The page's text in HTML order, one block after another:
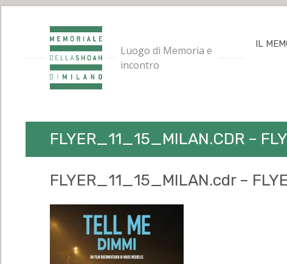
Luogo di Memoria e
incontro
IL
FLYER_11_15_MILAN.CDR –
FLYER_11_15_MILAN.cdr –